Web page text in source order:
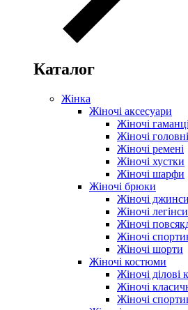
Каталог
Жінка
Жіночі аксесуари
Жіночі гаманці
Жіночі
Жіночі ремені
Жіночі хустки
Жіночі шарфи
Жіночі брюки
Жіночі джинси
Жіночі легінси
Жіночі
Жіночі
Жіночі шорти
Жіночі костюми
Жіночі ділові
Жіночі
Жіночі